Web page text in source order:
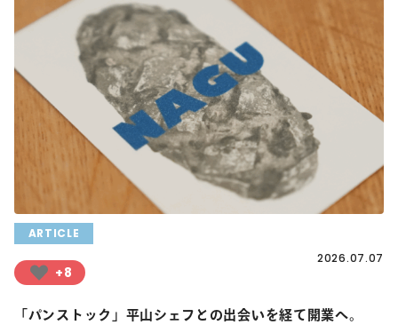
ARTICLE
+8
2026.07.07
「パンストック」平山シェフとの出会いを経て開業へ。